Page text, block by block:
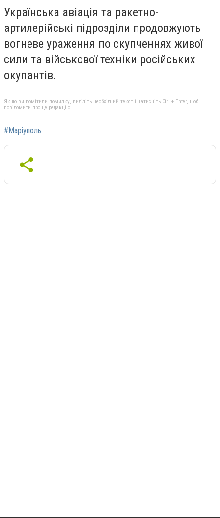
Українська авіація та ракетно-
артилерійські підрозділи продовжують
вогневе ураження по скупченнях живої
сили та військової техніки російських
окупантів.
Якщо ви помітили помилку, виділіть необхідний текст і натисніть Ctrl + Enter, щоб
повідомити про це редакцію
#Маріуполь